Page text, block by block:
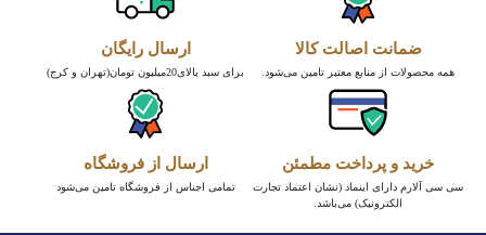
ضمانت اصالت کالا
همه محصولات از منابع معتبر تامین می‌شود.
ارسال رایگان
برای سبد بالای20میلیون تومان(تهران و کرج)
خرید و پرداخت مطمئن
سی سی آلارم دارای اینماد (نشان اعتماد تجارت
الکترونیک) می‌باشد.
ارسال از فروشگاه
تمامی اجناس از فروشگاه تامین می‌شود